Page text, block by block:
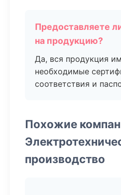
Предоставляете
на продукцию?
Да, вся продукция
необходимые
соответствия и
Похожие
производство